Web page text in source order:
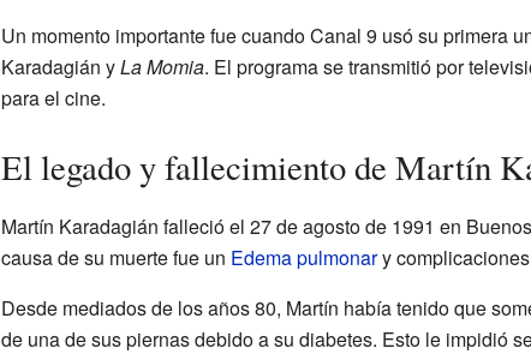
Un momento importante fue cuando Canal 9 usó su primera
Karadagián yLa Momia. El programa se transmitió por
para el cine.
El legado y fallecimiento de Martín
Martín Karadagián falleció el 27 de agosto de 1991 en
causa de su muerte fue un Edema pulmonary
Desde mediados de los años 80, Martín había tenido que
de una de sus piernas debido a su diabetes. Esto le impidió